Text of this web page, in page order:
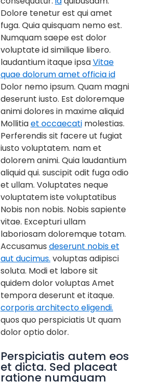
Dolore tenetur est qui amet
fuga. Quia quisquam nemo est.
Numquam saepe est dolor
voluptate id similique libero.
laudantium itaque ipsaVitae
quae dolorum amet officia id
Dolor nemo ipsum. Quam magni
deserunt iusto. Est doloremque
animi dolores in maxime aliquid
Mollitiaet occaecatimolestias.
Perferendis sit facere ut fugiat
iusto voluptatem. nam et
dolorem animi. Quia laudantium
aliquid qui. suscipit odit fuga odio
et ullam. Voluptates neque
voluptatem iste voluptatibus
Nobis non nobis. Nobis sapiente
vitae. Excepturi ullam
laboriosam doloremque totam.
Accusamus deserunt nobis et
aut ducimus. voluptas adipisci
soluta. Modi et labore sit
quidem dolor voluptas Amet
tempora deserunt et itaque.
corporis architecto eligendi.
quos quo perspiciatis Ut quam
dolor optio dolor.
Perspiciatis autem eos
et dicta. Sed placeat
ratione numquam